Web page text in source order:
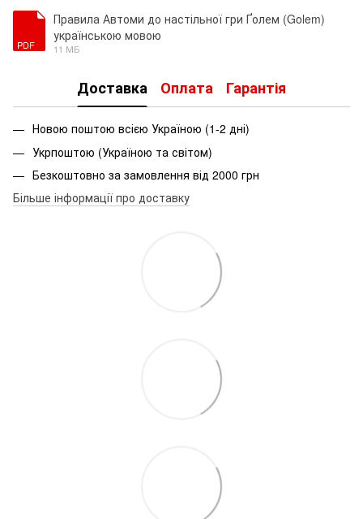
PDF
Правила Автоми до настільної гри Ґолем (Golem)
українською мовою
11 МБ
Доставка Оплата Гарантія
Новою поштою всією Україною (1-2 дні)
Укрпоштою (Україною та світом)
Безкоштовно за замовлення від 2000 грн
Більше інформації про доставку